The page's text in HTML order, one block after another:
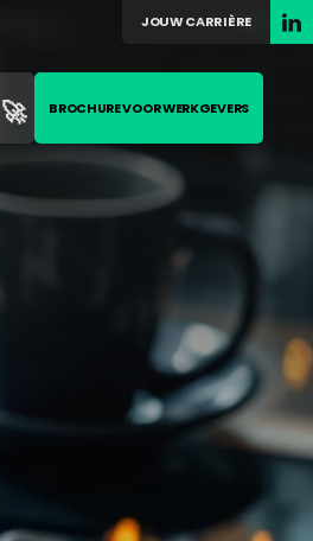
JOUW CARRIÈRE
🚀 BROCHURE VOOR WERKGEVERS